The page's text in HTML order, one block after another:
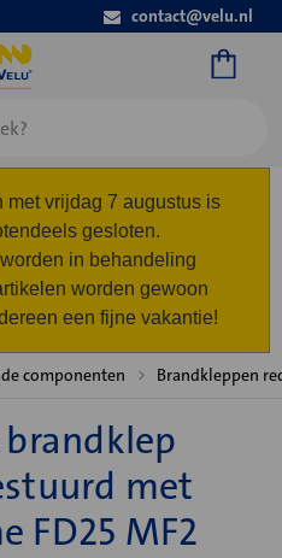
contact@velu.nl
met vrijdag 7 augustus is
gesloten.
in behandeling
worden gewoon
een fijne vakantie!
componenten Brandkleppen
met
FD25 MF2